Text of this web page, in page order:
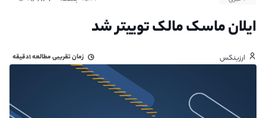
ایلان ماسک مالک توییتر شد
ارزینکس زمان تقریبی مطالعه۱دقیقه